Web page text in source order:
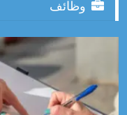
وظائف